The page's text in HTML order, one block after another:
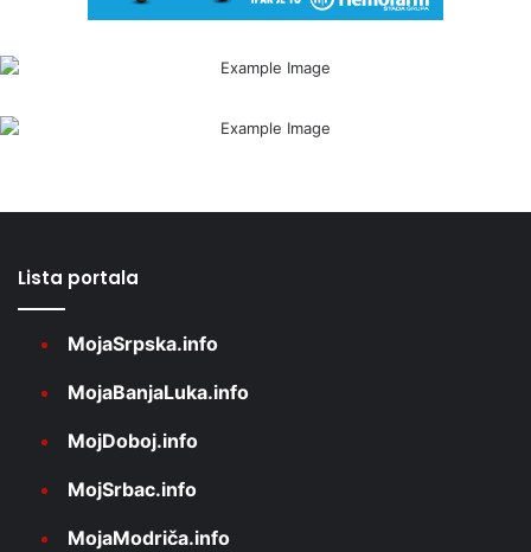
Lista portala
MojaSrpska.info
MojaBanjaLuka.info
MojDoboj.info
MojSrbac.info
MojaModriča.info